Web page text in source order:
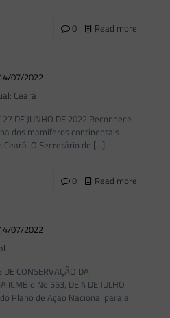
0 Read more
07/2022
Ceará
DE JUNHO DE 2022 Reconhece
dos mamíferos continentais
Ceará O Secretário do […]
0 Read more
07/2022
CONSERVAÇÃO DA
ICMBio No 553, DE 4 DE JULHO
Plano de Ação Nacional para a